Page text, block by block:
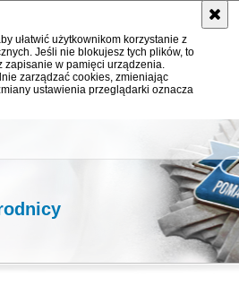
ułatwić użytkownikom korzystanie z
Jeśli nie blokujesz tych plików, to
zapisanie w pamięci urządzenia.
zarządzać cookies, zmieniając
ustawienia przeglądarki oznacza